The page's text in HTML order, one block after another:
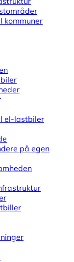
kommuner
el-lastbiler
på egen